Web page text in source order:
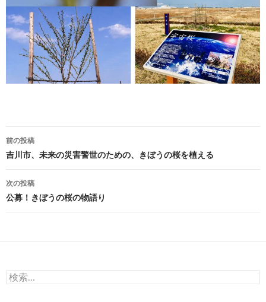
投
稿
ナ
ビ
ゲ
ー
ョ
前の投稿
吉川市、未来の災害警世のための、きぼうの桜を植える
次の投稿
公募！きぼうの桜の物語り
検
索: